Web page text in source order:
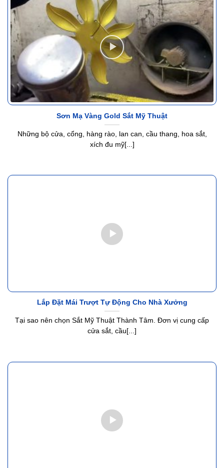
Sơn Mạ Vàng Gold Sắt Mỹ Thuật
Những bộ cửa, cổng, hàng rào, lan can, cầu thang, hoa sắt,
xích đu mỹ[...]
Lắp Đặt Mái Trượt Tự Động Cho Nhà Xưởng
Tại sao nên chọn Sắt Mỹ Thuật Thành Tâm. Đơn vị cung cấp
cửa sắt, cầu[...]